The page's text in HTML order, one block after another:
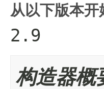
从以下版本开
2.9
构造器概